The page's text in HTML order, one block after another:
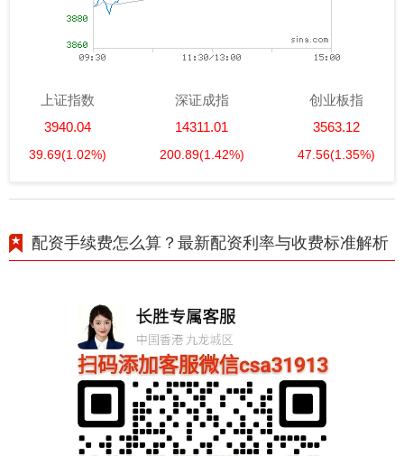
上证指数
3940.04
39.69(1.02%)
深证成指
14311.01
200.89(1.42%)
创业板指
3563.12
47.56(1.35%)
配资手续费怎么算？最新配资利率与收费标准解析